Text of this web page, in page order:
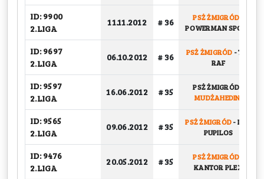
ID: 9900
2.LIGA
11.11.2012 # 36 PSŻ ŻMIGRÓD
POWERMAN SPORT
ID: 9697
2.LIGA
06.10.2012 # 36 PSŻ ŻMIGRÓD -TEL
RAF
ID: 9597
2.LIGA
16.06.2012 # 35 PSŻ ŻMIGRÓD
MUDŻAHEDINI
ID: 9565
2.LIGA
09.06.2012 # 35 PSŻ ŻMIGRÓD-LOS
PUPILOS
ID: 9476
2.LIGA
20.05.2012 # 35 PSŻ ŻMIGRÓD
KANTOR PLEX